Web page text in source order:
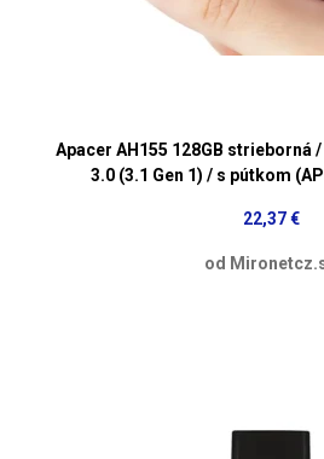
Apacer AH155 128GB strieborná
3.0 (3.1 Gen 1) / s pútkom
22,37 €
od